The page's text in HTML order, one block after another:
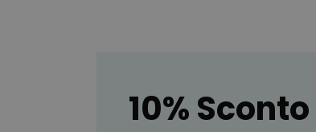
10% Sconto